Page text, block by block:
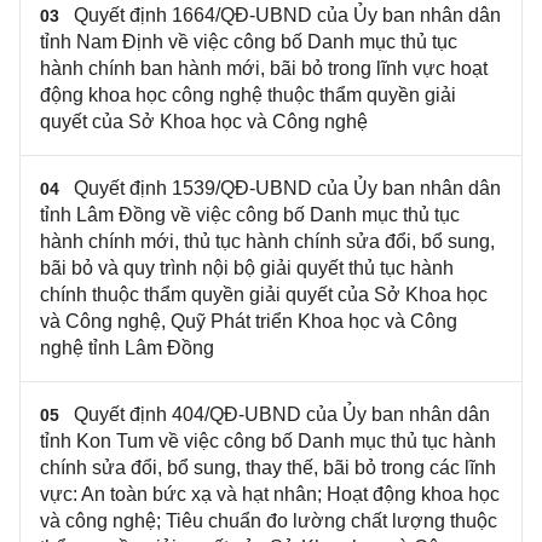
03
Quyết định 1664/QĐ-UBND của Ủy ban nhân dân
tỉnh Nam Định về việc công bố Danh mục thủ tục
hành chính ban hành mới, bãi bỏ trong lĩnh vực hoạt
động khoa học công nghệ thuộc thẩm quyền giải
quyết của Sở Khoa học và Công nghệ
04
Quyết định 1539/QĐ-UBND của Ủy ban nhân dân
tỉnh Lâm Đồng về việc công bố Danh mục thủ tục
hành chính mới, thủ tục hành chính sửa đổi, bổ sung,
bãi bỏ và quy trình nội bộ giải quyết thủ tục hành
chính thuộc thẩm quyền giải quyết của Sở Khoa học
và Công nghệ, Quỹ Phát triển Khoa học và Công
nghệ tỉnh Lâm Đồng
05
Quyết định 404/QĐ-UBND của Ủy ban nhân dân
tỉnh Kon Tum về việc công bố Danh mục thủ tục hành
chính sửa đổi, bổ sung, thay thế, bãi bỏ trong các lĩnh
vực: An toàn bức xạ và hạt nhân; Hoạt động khoa học
và công nghệ; Tiêu chuẩn đo lường chất lượng thuộc